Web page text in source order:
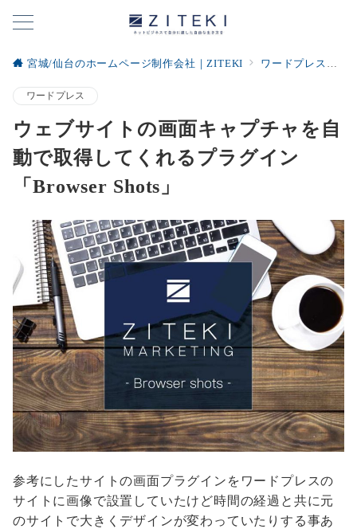
宮城/仙台のホームページ制作会社｜ZITEKI ワードプレス
ワードプレス
ウェブサイトの画面キャプチャを自
動で取得してくれるプラグイン
「Browser Shots」
参考にしたサイトの画面プラグインをワードプレスの
サイトに画像で設置していたけど時間の経過と共に元
のサイトで大きくデザインが変わっていたりする事あ